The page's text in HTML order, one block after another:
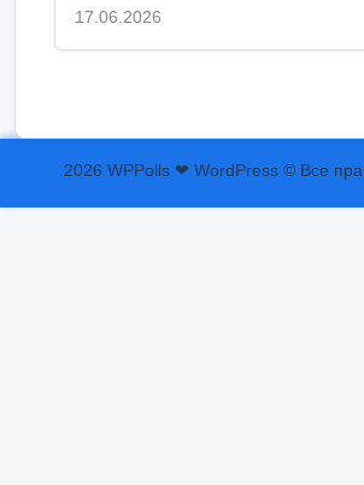
17.06.2026
2026 WPPolls ❤ WordPress © Все